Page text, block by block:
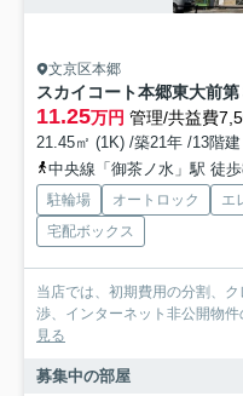
文京区本郷
スカイコート本郷東大前第
11.25万円 管理/共益費
21.45㎡ (1K) /築21年 /13階建
中央線「御茶ノ水」駅 徒
駐輪場 オートロック エ
宅配ボックス
当店では、初期費用の分割、
渉、インターネット非公開物
見る
募集中の部屋